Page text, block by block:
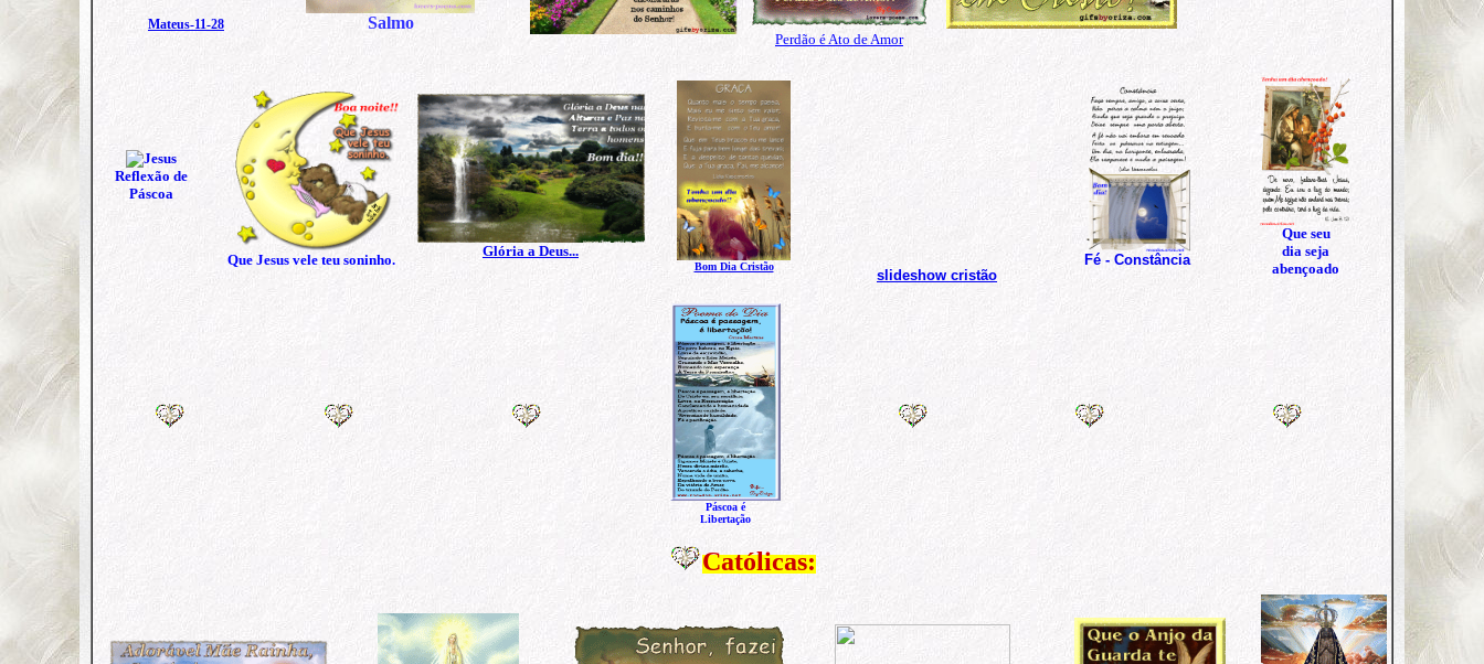
Mateus-11-28 Salmo
Perdão é Ato de Amor
Reflexão de
Páscoa
Que Jesus vele teu soninho.
Glória a Deus...
Bom Dia Cristão
slideshow cristão
Fé - Constância
Que seu
dia seja
abençoado
Páscoa é
Libertação
Católicas: